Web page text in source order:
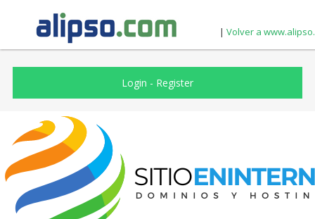
| Volver a
Login - Register